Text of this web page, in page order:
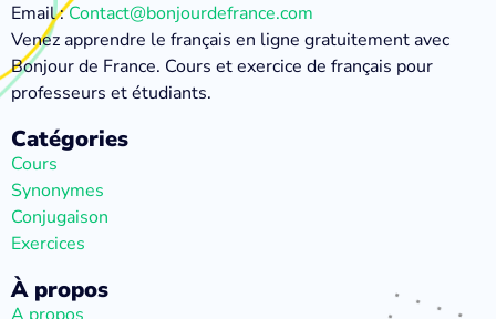
Email :Contact@bonjourdefrance.com
Venez apprendre le français en ligne gratuitement avec
Bonjour de France. Cours et exercice de français pour
professeurs et étudiants.
Catégories
Cours
Synonymes
Conjugaison
Exercices
À propos